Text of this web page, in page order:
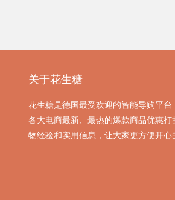
关于花生糖
花生糖是德国最受欢迎的智能导购平
各大电商最新、最热的爆款商品优惠
物经验和实用信息，让大家更方便开心